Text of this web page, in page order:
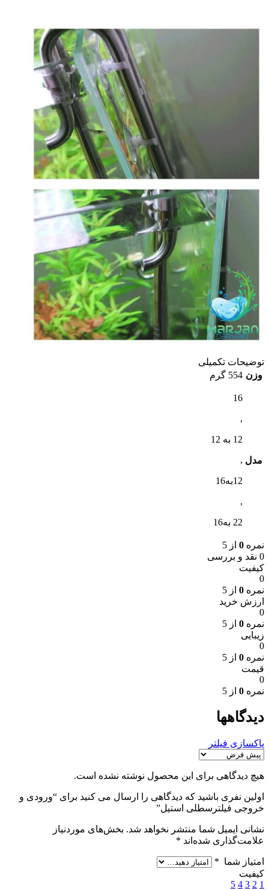
توضیحات تکمیلی
وزن 554 گرم
مدل
16
,
12 به 12
,
12به16
,
22 به16
نمره 0 از 5
0 نقد و بررسی
کیفیت
0
نمره 0 از 5
ارزش خرید
0
نمره 0 از 5
زیبایی
0
نمره 0 از 5
قیمت
0
نمره 0 از 5
دیدگاهها
پاکسازی فیلتر
هیچ دیدگاهی برای این محصول نوشته نشده است.
اولین نفری باشید که دیدگاهی را ارسال می کنید برای “ورودی و
خروجی فیلترسطلی استیل”
نشانی ایمیل شما منتشر نخواهد شد. بخش‌های موردنیاز
علامت‌گذاری شده‌اند *
امتیاز شما *
کیفیت
1
2
3
4
5